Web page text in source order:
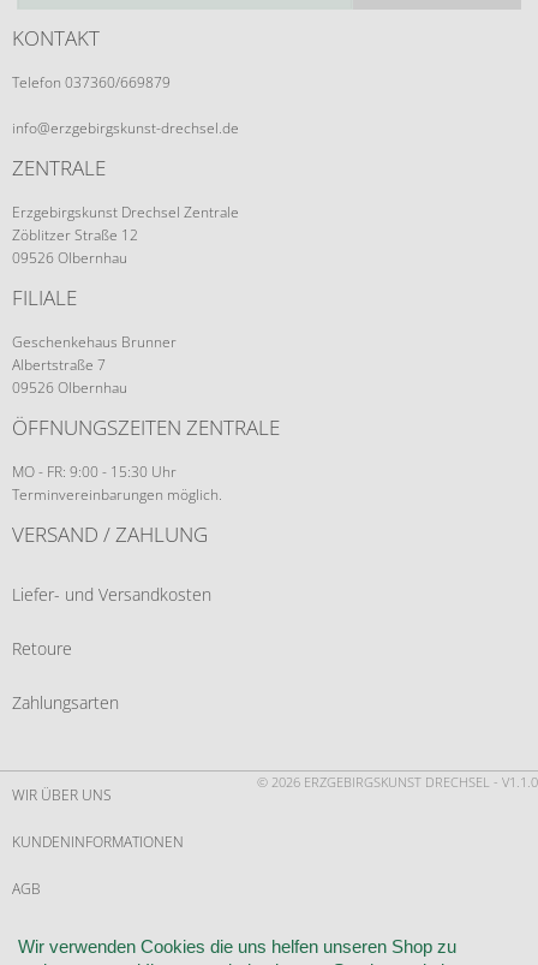
KONTAKT
Telefon 037360/669879
info@erzgebirgskunst-drechsel.de
ZENTRALE
Erzgebirgskunst Drechsel Zentrale
Zöblitzer Straße 12
09526 Olbernhau
FILIALE
Geschenkehaus Brunner
Albertstraße 7
09526 Olbernhau
ÖFFNUNGSZEITEN ZENTRALE
MO - FR: 9:00 - 15:30 Uhr
Terminvereinbarungen möglich.
VERSAND / ZAHLUNG
Liefer- und Versandkosten
Retoure
Zahlungsarten
© 2026 ERZGEBIRGSKUNST DRECHSEL - V1.1.0
WIR ÜBER UNS
KUNDENINFORMATIONEN
AGB
WIDERRUF
Wir verwenden Cookies die uns helfen unseren Shop zu